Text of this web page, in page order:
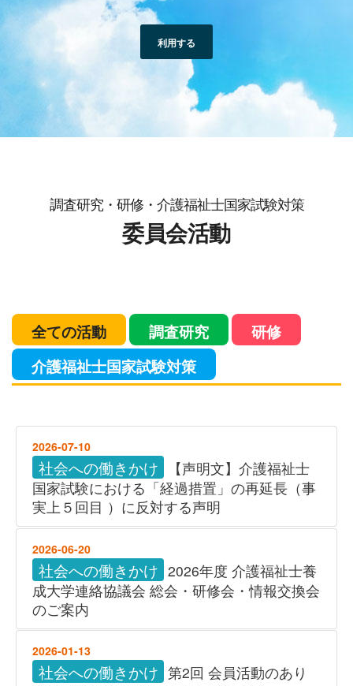
利用する
調査研究・研修・介護福祉士国家試験対策
委員会活動
全ての活動 調査研究
研修
介護福祉士国家試験対策
2026-07-10
社会への働きかけ
【声明文】介護福祉士
国家試験における「経過措置」の再延長（事
実上５回目 ）に反対する声明
2026-06-20
社会への働きかけ 2026年度 介護福祉士養
成大学連絡協議会 総会・研修会・情報交換会
のご案内
2026-01-13
社会への働きかけ 第2回 会員活動のあり